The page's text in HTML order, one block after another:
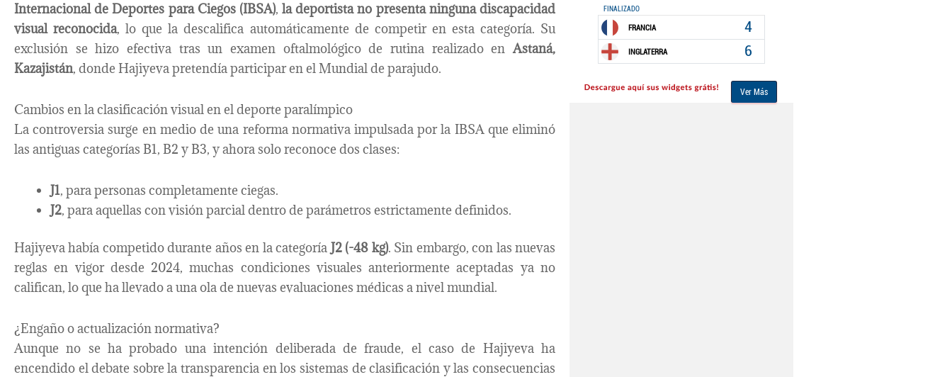
Internacional de Deportes para Ciegos (IBSA),la deportista no presenta ninguna discapacidad
visual reconocida, lo que la descalifica automáticamente de competir en esta categoría. Su
exclusión se hizo efectiva tras un examen oftalmológico de rutina realizado enAstaná,
Kazajistán, donde Hajiyeva pretendía participar en el Mundial de parajudo.
Cambios en la clasificación visual en el deporte paralímpico
La controversia surge en medio de una reforma normativa impulsada por la IBSA que eliminó
las antiguas categorías B1, B2 y B3, y ahora solo reconoce dos clases:
J1, para personas completamente ciegas.
J2, para aquellas con visión parcial dentro de parámetros estrictamente definidos.
Hajiyeva había competido durante años en la categoría J2 (-48 kg). Sin embargo, con las nuevas
reglas en vigor desde 2024, muchas condiciones visuales anteriormente aceptadas ya no
califican, lo que ha llevado a una ola de nuevas evaluaciones médicas a nivel mundial.
¿Engaño o actualización normativa?
Aunque no se ha probado una intención deliberada de fraude, el caso de Hajiyeva ha
encendido el debate sobre la transparencia en los sistemas de clasificación y las consecuencias